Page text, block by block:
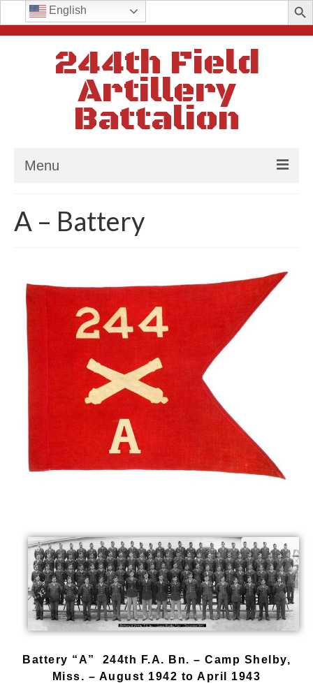
Search
244th Field
Artillery
Battalion
Menu
History
Batteries
A – Battery
Battery “A” 244th F.A. Bn. – Camp Shelby,
Miss. – August 1942 to April 1943
English